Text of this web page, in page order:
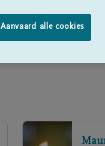
Aanvaard alle cookies